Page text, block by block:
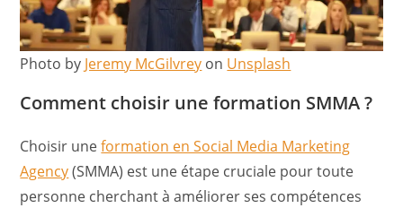
Photo by Jeremy McGilvrey on Unsplash
Comment choisir une formation SMMA ?
Choisir uneformation en Social Media Marketing
Agency(SMMA) est une étape cruciale pour toute
personne cherchant à améliorer ses compétences